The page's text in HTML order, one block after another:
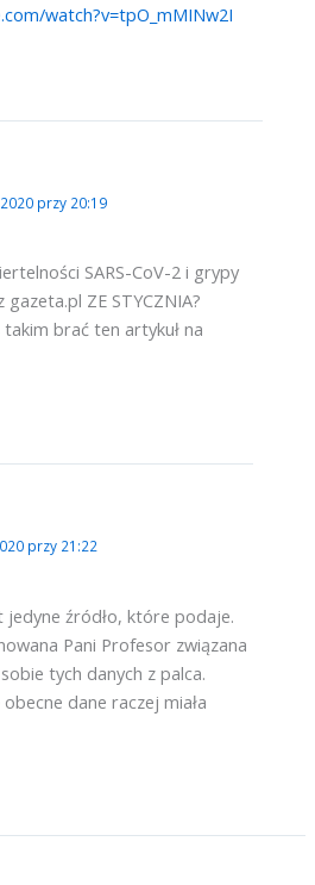
watch?v=tpO_mMINw2I
przy 20:19
SARS-CoV-2 i grypy
ZE STYCZNIA?
brać ten artykuł na
przy 21:22
źródło, które podaje.
Pani Profesor związana
tych danych z palca.
dane raczej miała